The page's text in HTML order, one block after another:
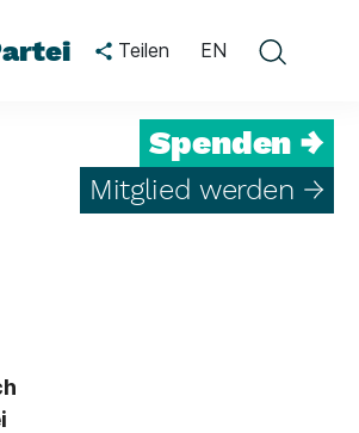
Teilen EN
Spenden →
Mitglied werden →